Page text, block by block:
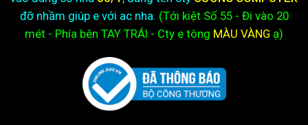
đỡ nhầm giúp e với ac nha. (Tới kiệtSố 55 - Đi vào 20
mét - Phía bên TAY TRÁI - Cty e tông MÀU VÀNG ạ)